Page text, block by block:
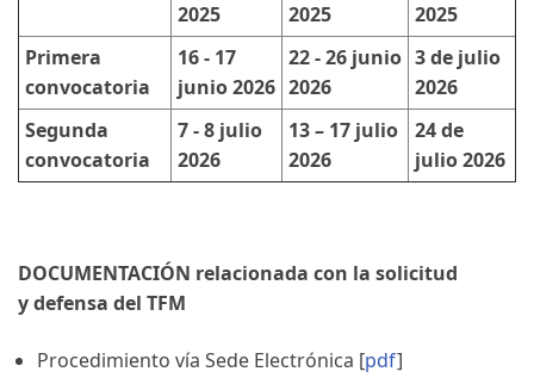
2025
2025
2025
Primera
convocatoria
16 - 17
junio 2026
22 - 26 junio
2026
3 de julio
2026
Segunda
convocatoria
7 - 8 julio
2026
13 – 17 julio
2026
24 de
julio 2026
DOCUMENTACIÓN relacionada con la solicitud
y defensa del TFM
Procedimiento vía Sede Electrónica [pdf]